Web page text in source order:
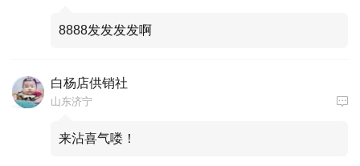
8888发发发发啊
白杨店供销社
山东济宁
来沾喜气喽！